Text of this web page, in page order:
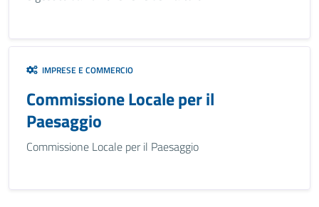
IMPRESE E COMMERCIO
Commissione Locale per il
Paesaggio
Commissione Locale per il Paesaggio